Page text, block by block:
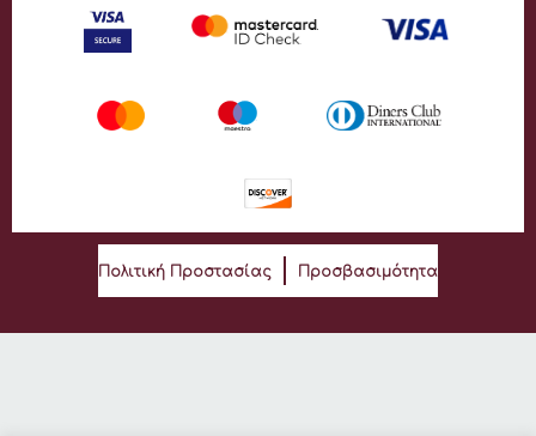
Πολιτική Προστασίας Προσβασιμότητα